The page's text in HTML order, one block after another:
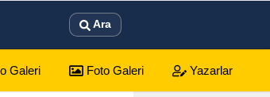
Ara
Galeri Foto Galeri Yazarlar